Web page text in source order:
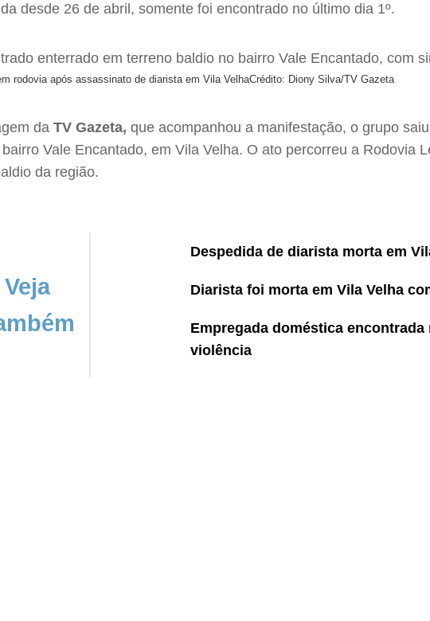
desde 26 de abril, somente foi encontrado no último dia 1º.
rodovia após assassinato de diarista em Vila VelhaCrédito: Diony Silva/TV Gazeta
da TV Gazeta, que acompanhou a manifestação, o grupo
Vale Encantado, em Vila Velha. O ato percorreu a
da região.
Veja
Despedida de diarista morta em
Diarista foi morta em Vila Velha
Empregada doméstica
violência